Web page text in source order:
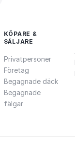
KÖPARE &
SÄLJARE
Privatpersoner
Företag
Begagnade däck
Begagnade
fälgar